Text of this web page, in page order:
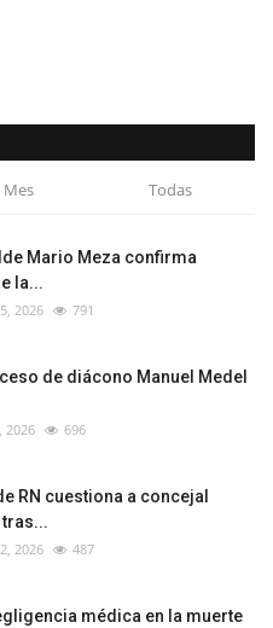
Mes Todas
Mario Meza confirma
la...
2026 791
de diácono Manuel Medel
2026 696
RN cuestiona a concejal
tras...
2026 487
médica en la muerte